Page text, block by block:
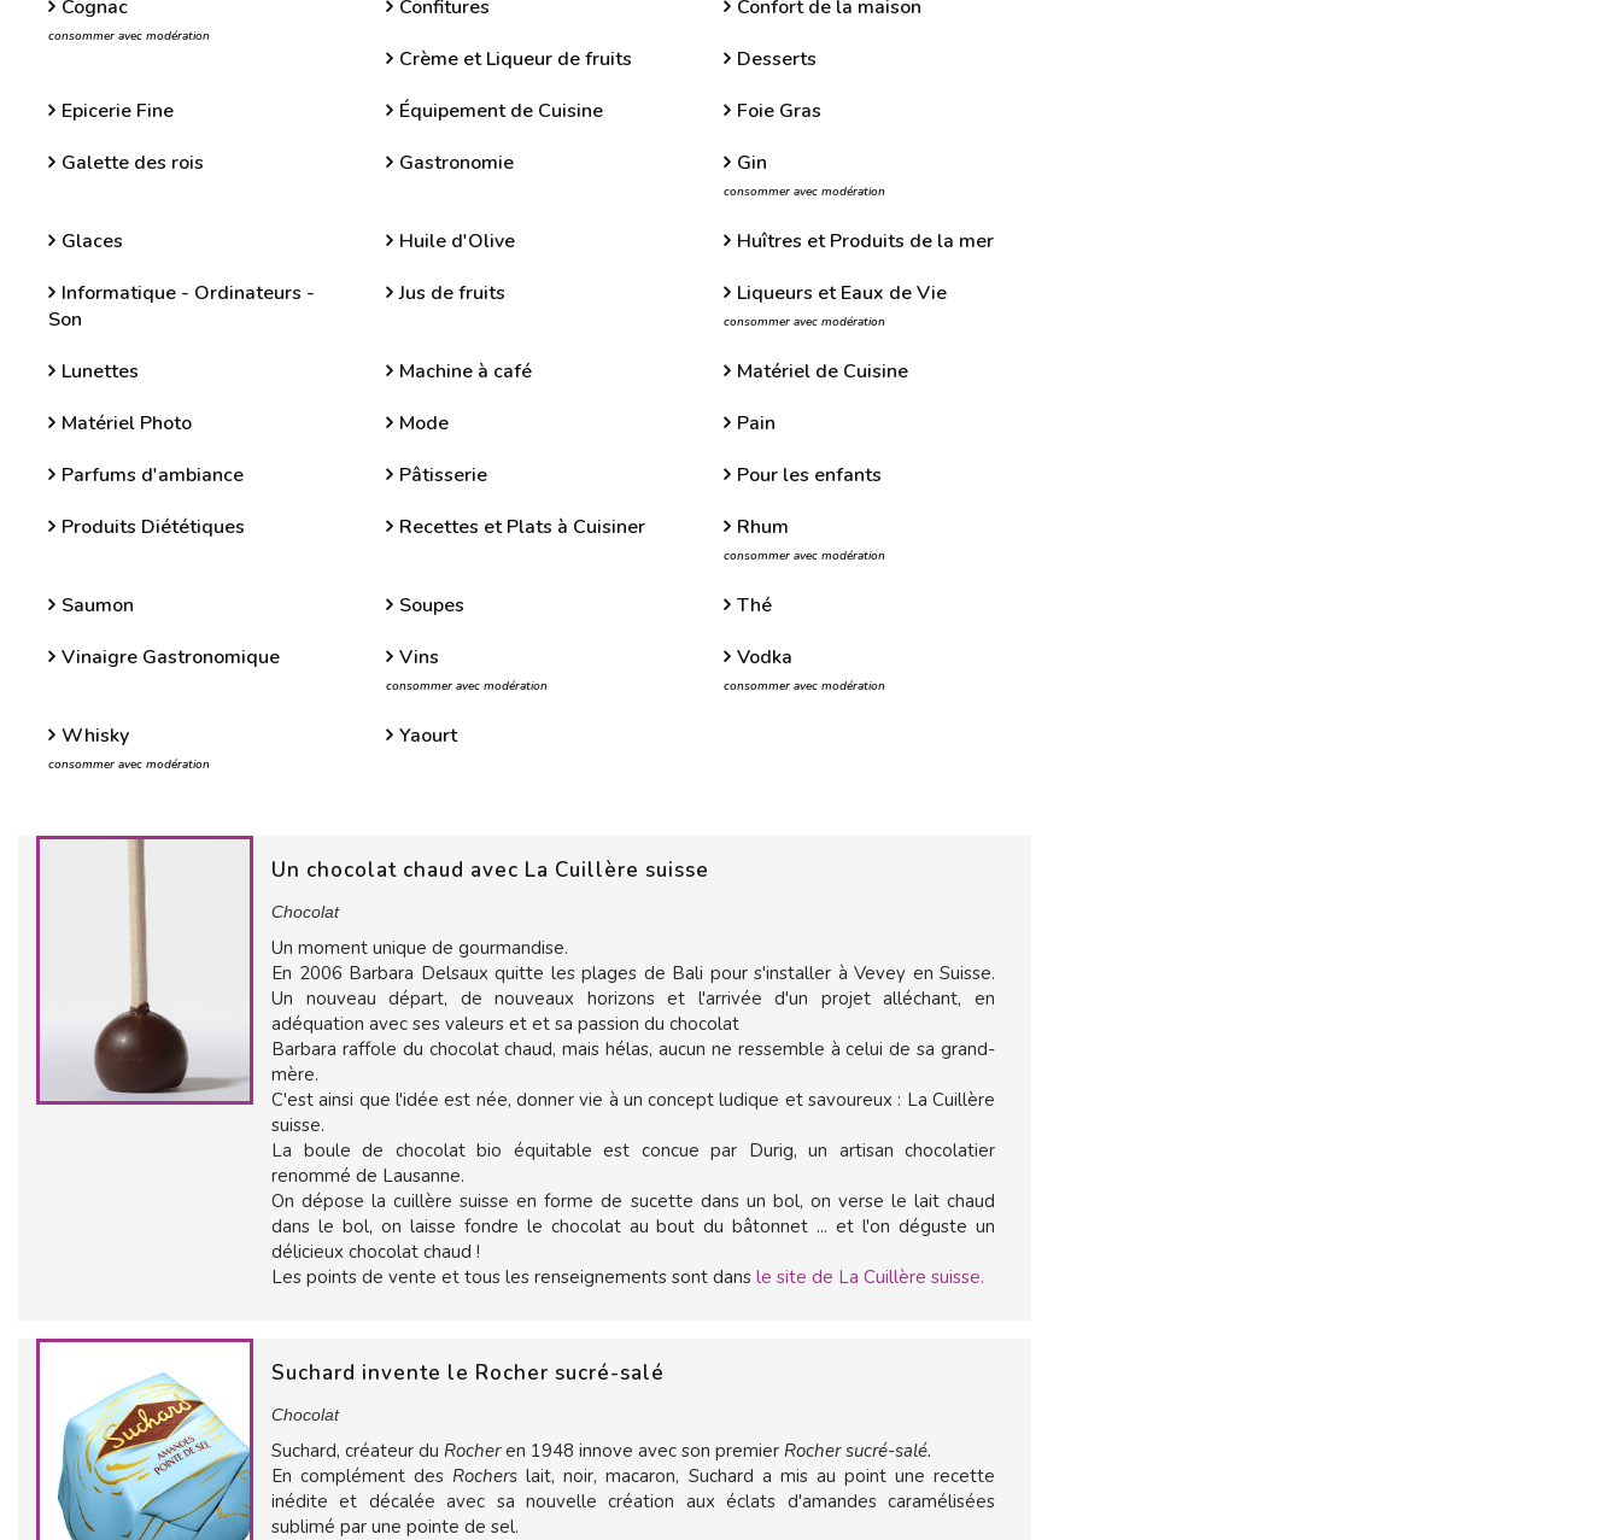
Cognac
consommer avec modération
Confitures
Confort de la maison
Crème et Liqueur de fruits
Desserts
Epicerie Fine
Équipement de Cuisine
Foie Gras
Galette des rois
Gastronomie Gin
consommer avec modération
Glaces Huile d'Olive
Huîtres et Produits de la mer
Informatique - Ordinateurs -
Son
Jus de fruits Liqueurs et Eaux de Vie
consommer avec modération
Lunettes Machine à café
Matériel de Cuisine
Matériel Photo
Mode
Pain
Parfums d'ambiance
Pâtisserie
Pour les enfants
Produits Diététiques
Recettes et Plats à Cuisiner Rhum
consommer avec modération
Saumon Soupes
Thé
Vinaigre Gastronomique
Vins
consommer avec modération
Vodka
consommer avec modération
Whisky
consommer avec modération
Yaourt
Un chocolat chaud avec La Cuillère suisse
Chocolat
Un moment unique de gourmandise.
En 2006 Barbara Delsaux quitte les plages de Bali pour s'installer à Vevey en Suisse.
Un nouveau départ, de nouveaux horizons et l'arrivée d'un projet alléchant, en
adéquation avec ses valeurs et et sa passion du chocolat
Barbara raffole du chocolat chaud, mais hélas, aucun ne ressemble à celui de sa grand-
mère.
C'est ainsi que l'idée est née, donner vie à un concept ludique et savoureux : La Cuillère
suisse.
La boule de chocolat bio équitable est concue par Durig, un artisan chocolatier
renommé de Lausanne.
On dépose la cuillère suisse en forme de sucette dans un bol, on verse le lait chaud
dans le bol, on laisse fondre le chocolat au bout du bâtonnet ... et l'on déguste un
délicieux chocolat chaud !
Les points de vente et tous les renseignements sont dans le site de La Cuillère suisse.
Suchard invente le Rocher sucré-salé
Chocolat
Suchard, créateur du Rocheren 1948 innove avec son premier Rocher sucré-salé.
En complément des Rocherslait, noir, macaron, Suchard a mis au point une recette
inédite et décalée avec sa nouvelle création aux éclats d'amandes caramélisées
sublimé par une pointe de sel.